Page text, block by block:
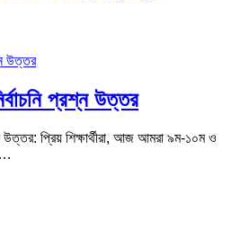
প্রশ্ন উত্তর
উত্তর: প্রিয় শিক্ষার্থীরা, আজ আমরা ৯ম-১০ম ও
…